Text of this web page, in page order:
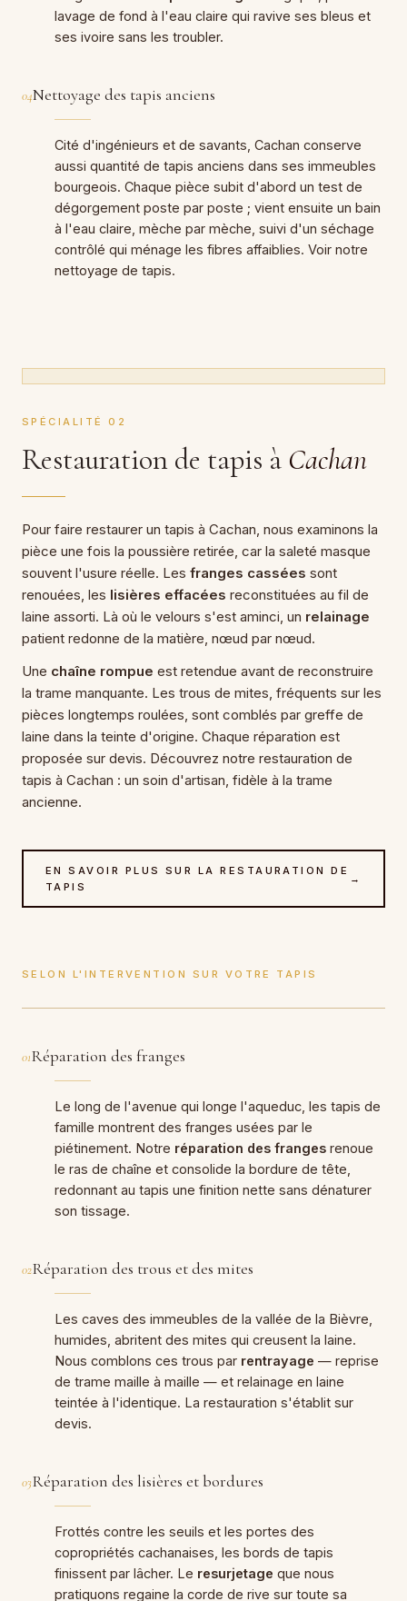
lavage de fond à l'eau claire qui ravive ses bleus et
ses ivoire sans les troubler.
04Nettoyage des tapis anciens
Cité d'ingénieurs et de savants, Cachan conserve
aussi quantité de tapis anciens dans ses immeubles
bourgeois. Chaque pièce subit d'abord un test de
dégorgement poste par poste ; vient ensuite un bain
à l'eau claire, mèche par mèche, suivi d'un séchage
contrôlé qui ménage les fibres affaiblies. Voir notre
nettoyage de tapis.
SPÉCIALITÉ 02
Restauration de tapis à Cachan
Pour faire restaurer un tapis à Cachan, nous examinons la
pièce une fois la poussière retirée, car la saleté masque
souvent l'usure réelle. Les franges cassées sont
renouées, les lisières effacées reconstituées au fil de
laine assorti. Là où le velours s'est aminci, un relainage
patient redonne de la matière, nœud par nœud.
Une chaîne rompue est retendue avant de reconstruire
la trame manquante. Les trous de mites, fréquents sur les
pièces longtemps roulées, sont comblés par greffe de
laine dans la teinte d'origine. Chaque réparation est
proposée sur devis. Découvrez notre restauration de
tapis à Cachan : un soin d'artisan, fidèle à la trame
ancienne.
EN SAVOIR PLUS SUR LA RESTAURATION DE
TAPIS
→
SELON L'INTERVENTION SUR VOTRE TAPIS
01Réparation des franges
Le long de l'avenue qui longe l'aqueduc, les tapis de
famille montrent des franges usées par le
piétinement. Notre réparation des franges renoue
le ras de chaîne et consolide la bordure de tête,
redonnant au tapis une finition nette sans dénaturer
son tissage.
02Réparation des trous et des mites
Les caves des immeubles de la vallée de la Bièvre,
humides, abritent des mites qui creusent la laine.
Nous comblons ces trous par rentrayage — reprise
de trame maille à maille — et relainage en laine
teintée à l'identique. La restauration s'établit sur
devis.
03Réparation des lisières et bordures
Frottés contre les seuils et les portes des
copropriétés cachanaises, les bords de tapis
finissent par lâcher. Le resurjetage que nous
pratiquons regaine la corde de rive sur toute sa